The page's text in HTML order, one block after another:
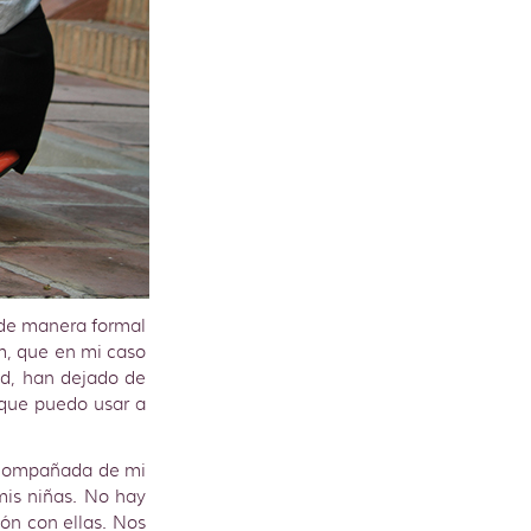
manera formal
que en mi caso
han dejado de
puedo usar a
de mi
niñas. No hay
con ellas. Nos